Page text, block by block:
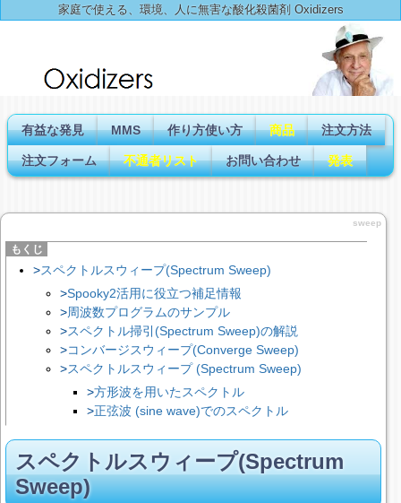
家庭で使える、環境、人に無害な酸化殺菌剤 Oxidizers
有益な発見 MMS 作り方使い方 商品 注文方法
注文フォーム 不通者リスト お問い合わせ 発表
sweep
スペクトルスウィープ(Spectrum Sweep)
Spooky2活用に役立つ補足情報
周波数プログラムのサンプル
スペクトル掃引(Spectrum Sweep)の解説
コンバージスウィープ(Converge Sweep)
スペクトルスウィープ (Spectrum Sweep)
方形波を用いたスペクトル
正弦波 (sine wave)でのスペクトル
スペクトルスウィープ(Spectrum
Sweep)